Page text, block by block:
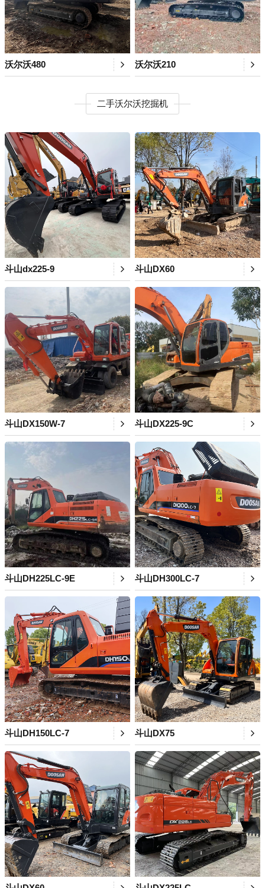
沃尔沃480 沃尔沃210
二手沃尔沃挖掘机
斗山dx225-9 斗山DX60
斗山DX150W-7 斗山DX225-9C
斗山DH225LC-9E 斗山DH300LC-7
斗山DH150LC-7 斗山DX75